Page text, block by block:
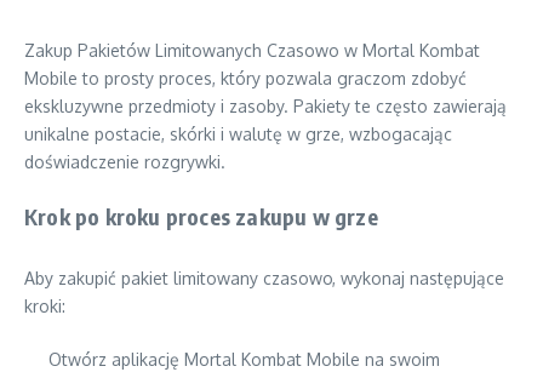
Zakup Pakietów Limitowanych Czasowo w Mortal Kombat
Mobile to prosty proces, który pozwala graczom zdobyć
ekskluzywne przedmioty i zasoby. Pakiety te często zawierają
unikalne postacie, skórki i walutę w grze, wzbogacając
doświadczenie rozgrywki.
Krok po kroku proces zakupu w grze
Aby zakupić pakiet limitowany czasowo, wykonaj następujące
kroki:
Otwórz aplikację Mortal Kombat Mobile na swoim